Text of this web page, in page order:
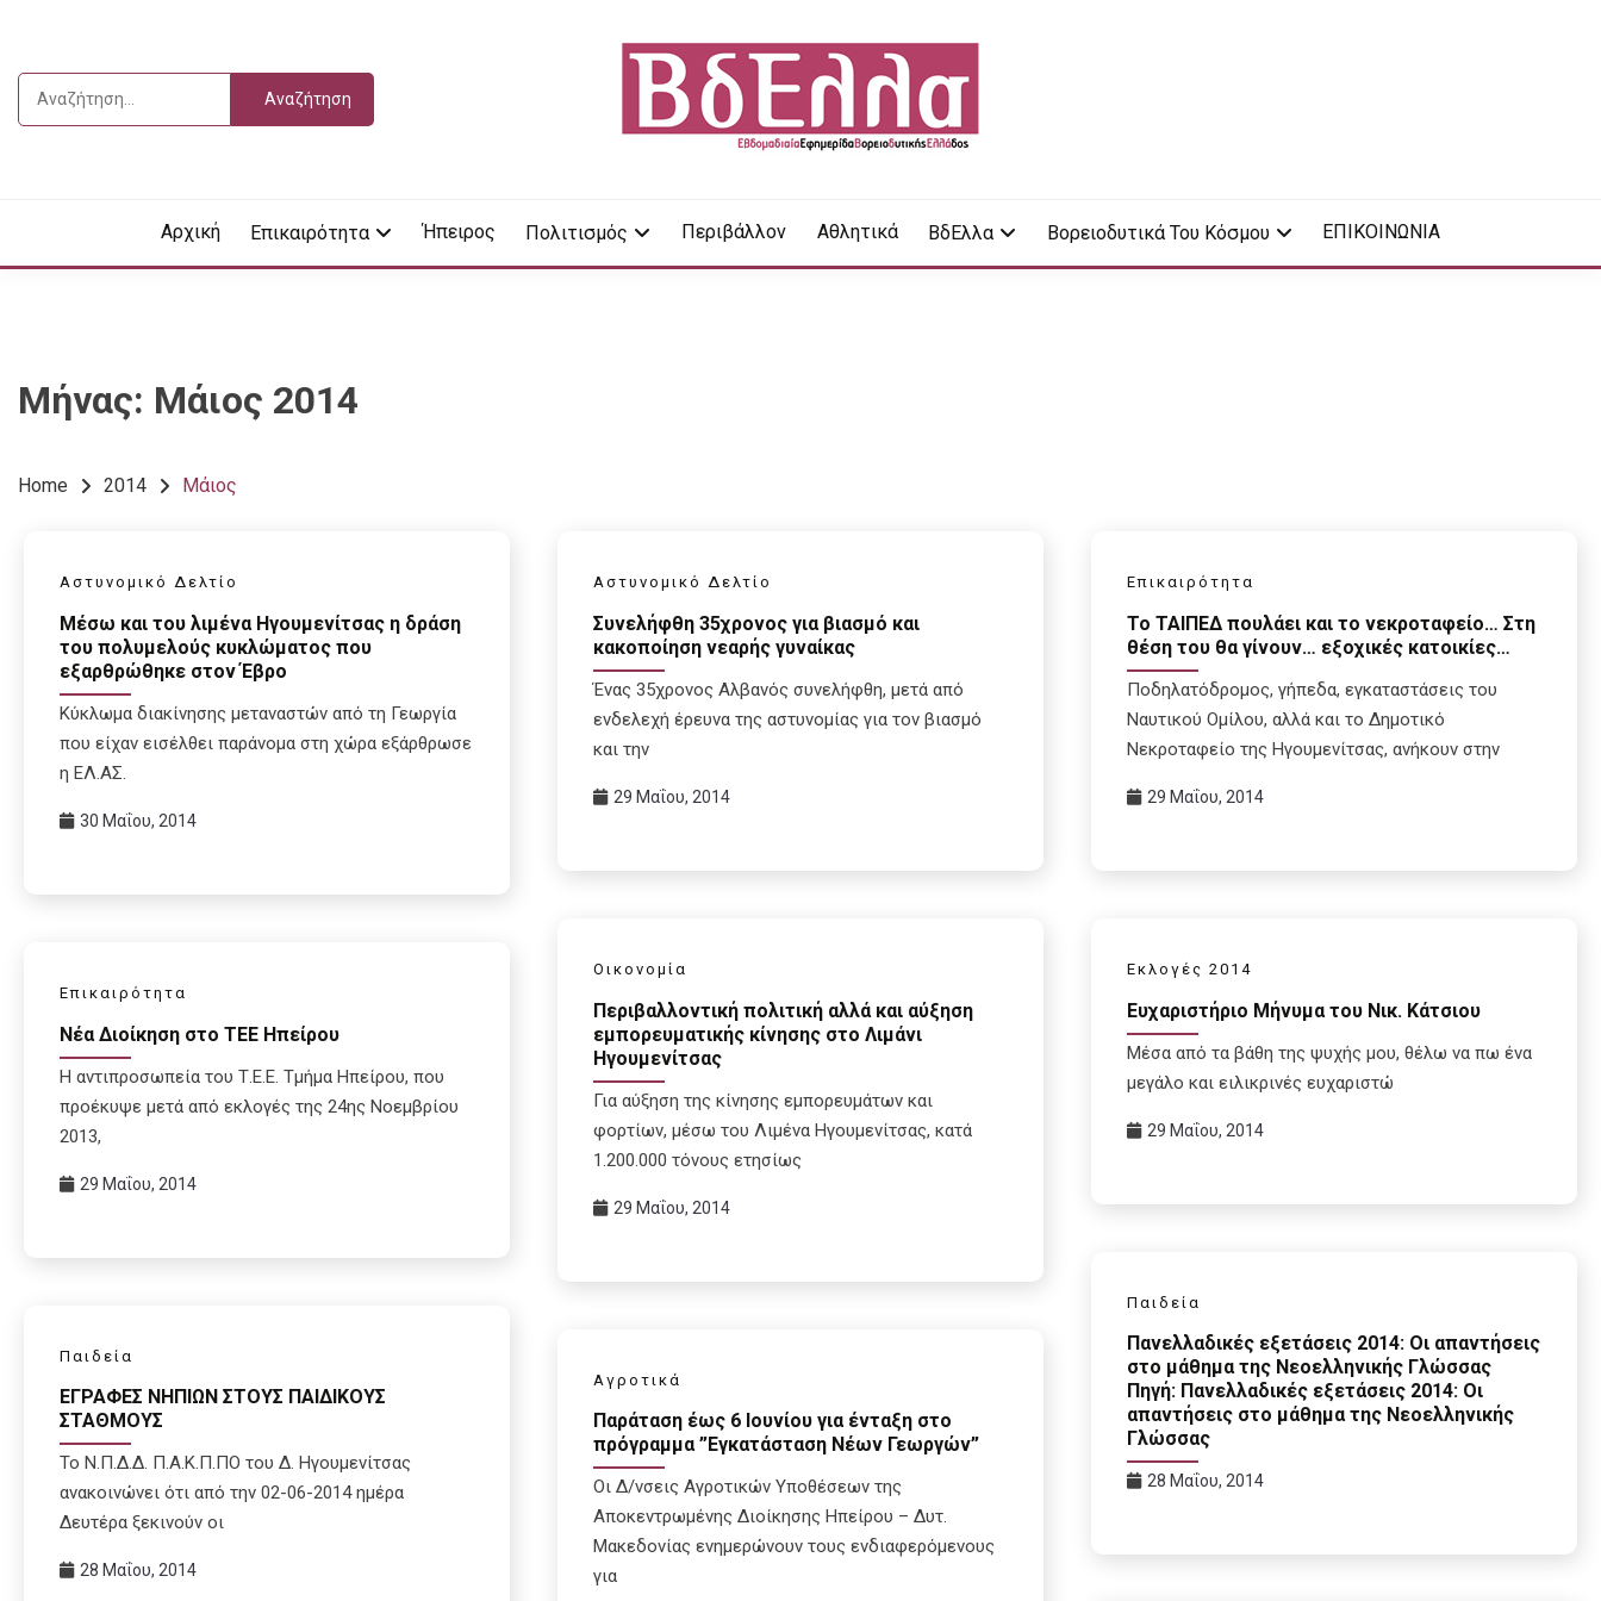
content
Αναζήτηση
Αρχική Επικαιρότητα Ήπειρος Πολιτισμός Περιβάλλον Αθλητικά ΒδΕλλα Βορειοδυτικά Του Κόσμου ΕΠΙΚΟΙΝΩΝΙΑ
Μήνας: Μάιος 2014
Home 2014 Μάιος
Αστυνομικό Δελτίο
Μέσω και του λιμένα Ηγουμενίτσας η δράση
του πολυμελούς κυκλώματος που
εξαρθρώθηκε στον Έβρο
Κύκλωμα διακίνησης μεταναστών από τη Γεωργία
που είχαν εισέλθει παράνομα στη χώρα εξάρθρωσε
η ΕΛ.ΑΣ.
30 Μαΐου, 2014
Αστυνομικό Δελτίο
Συνελήφθη 35χρονος για βιασμό και
κακοποίηση νεαρής γυναίκας
Ένας 35χρονος Αλβανός συνελήφθη, μετά από
ενδελεχή έρευνα της αστυνομίας για τον βιασμό
και την
29 Μαΐου, 2014
Επικαιρότητα
Το ΤΑΙΠΕΔ πουλάει και το νεκροταφείο… Στη
θέση του θα γίνουν… εξοχικές κατοικίες…
Ποδηλατόδρομος, γήπεδα, εγκαταστάσεις του
Ναυτικού Ομίλου, αλλά και το Δημοτικό
Νεκροταφείο της Ηγουμενίτσας, ανήκουν στην
29 Μαΐου, 2014
Οικονομία
Περιβαλλοντική πολιτική αλλά και αύξηση
εμπορευματικής κίνησης στο Λιμάνι
Ηγουμενίτσας
Για αύξηση της κίνησης εμπορευμάτων και
φορτίων, μέσω του Λιμένα Ηγουμενίτσας, κατά
1.200.000 τόνους ετησίως
29 Μαΐου, 2014
Εκλογές 2014
Ευχαριστήριο Μήνυμα του Νικ. Κάτσιου
Μέσα από τα βάθη της ψυχής μου, θέλω να πω ένα
μεγάλο και ειλικρινές ευχαριστώ
29 Μαΐου, 2014
Επικαιρότητα
Νέα Διοίκηση στο ΤΕΕ Ηπείρου
Η αντιπροσωπεία του Τ.Ε.Ε. Τμήμα Ηπείρου, που
προέκυψε μετά από εκλογές της 24ης Νοεμβρίου
2013,
29 Μαΐου, 2014
Παιδεία
Πανελλαδικές εξετάσεις 2014: Οι απαντήσεις
στο μάθημα της Νεοελληνικής Γλώσσας
Πηγή: Πανελλαδικές εξετάσεις 2014: Οι
απαντήσεις στο μάθημα της Νεοελληνικής
Γλώσσας
28 Μαΐου, 2014
Παιδεία
ΕΓΡΑΦΕΣ ΝΗΠΙΩΝ ΣΤΟΥΣ ΠΑΙΔΙΚΟΥΣ
ΣΤΑΘΜΟΥΣ
Το Ν.Π.Δ.Δ. Π.Α.Κ.Π.ΠΟ του Δ. Ηγουμενίτσας
ανακοινώνει ότι από την 02-06-2014 ημέρα
Δευτέρα ξεκινούν οι
28 Μαΐου, 2014
Αγροτικά
Παράταση έως 6 Ιουνίου για ένταξη στο
πρόγραμμα ”Εγκατάσταση Νέων Γεωργών”
Οι Δ/νσεις Αγροτικών Υποθέσεων της
Αποκεντρωμένης Διοίκησης Ηπείρου – Δυτ.
Μακεδονίας ενημερώνουν τους ενδιαφερόμενους
για